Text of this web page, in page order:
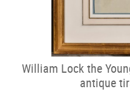
William Lock the
antique